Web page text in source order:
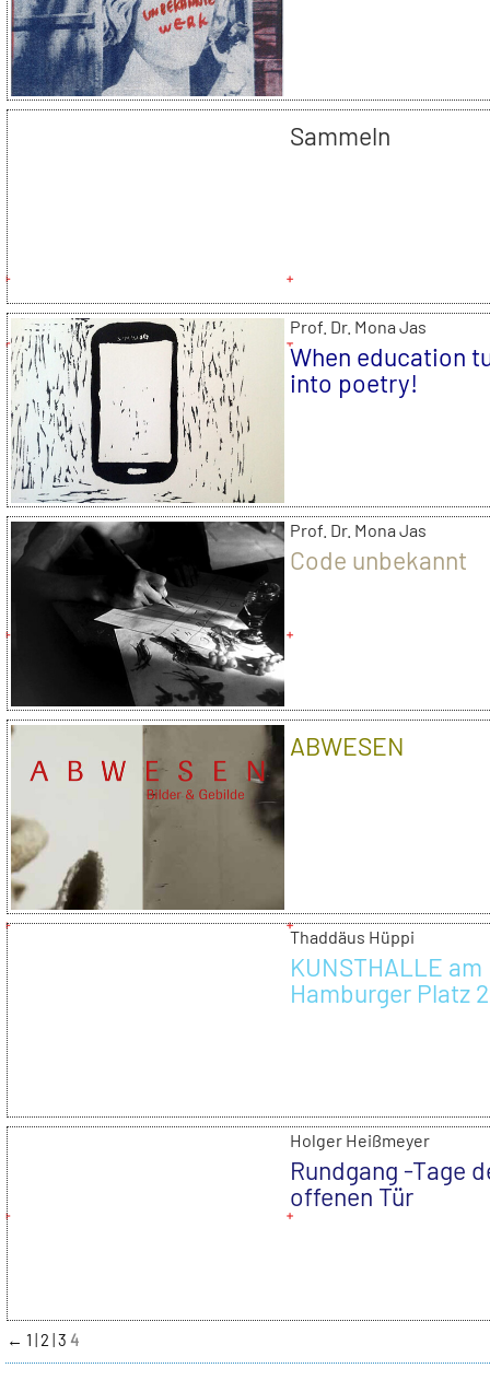
Sammeln
Prof. Dr. Mona Jas
When education
into poetry!
Prof. Dr. Mona Jas
Code unbekannt
ABWESEN
Thaddäus Hüppi
KUNSTHALLE am
Hamburger Platz
Holger Heißmeyer
Rundgang -Tage
offenen Tür
← 1 2 3 4